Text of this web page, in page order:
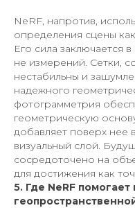
NeRF, напротив,
определения сцены
Его сила заключается
не измерений. Сетки,
нестабильны и
надежного
фотограмметрия
геометрическую
добавляет поверх нее
визуальный слой.
сосредоточено на
для достижения как
5. Где NeRF помогает